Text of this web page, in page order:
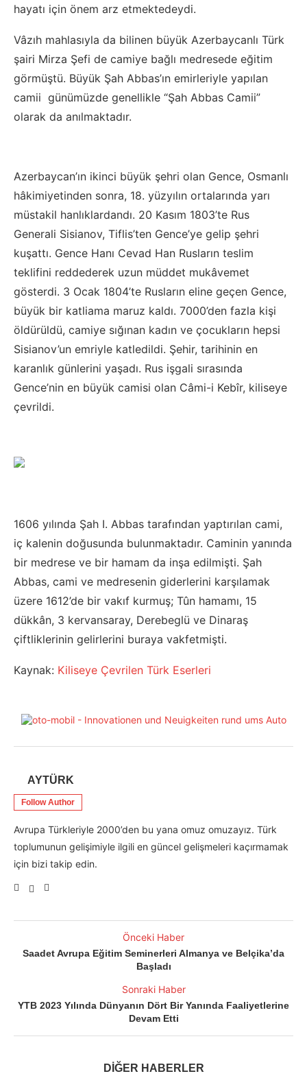
hayatı için önem arz etmektedeydi.
Vâzıh mahlasıyla da bilinen büyük Azerbaycanlı Türk
şairi Mirza Şefi de camiye bağlı medresede eğitim
görmüştü. Büyük Şah Abbas’ın emirleriyle yapılan
camii günümüzde genellikle “Şah Abbas Camii”
olarak da anılmaktadır.
Azerbaycan’ın ikinci büyük şehri olan Gence, Osmanlı
hâkimiyetinden sonra, 18. yüzyılın ortalarında yarı
müstakil hanlıklardandı. 20 Kasım 1803’te Rus
Generali Sisianov, Tiflis’ten Gence’ye gelip şehri
kuşattı. Gence Hanı Cevad Han Rusların teslim
teklifini reddederek uzun müddet mukâvemet
gösterdi. 3 Ocak 1804’te Rusların eline geçen Gence,
büyük bir katliama maruz kaldı. 7000’den fazla kişi
öldürüldü, camiye sığınan kadın ve çocukların hepsi
Sisianov’un emriyle katledildi. Şehir, tarihinin en
karanlık günlerini yaşadı. Rus işgali sırasında
Gence’nin en büyük camisi olan Câmi-i Kebîr, kiliseye
çevrildi.
1606 yılında Şah I. Abbas tarafından yaptırılan cami,
iç kalenin doğusunda bulunmaktadır. Caminin yanında
bir medrese ve bir hamam da inşa edilmişti. Şah
Abbas, cami ve medresenin giderlerini karşılamak
üzere 1612’de bir vakıf kurmuş; Tûn hamamı, 15
dükkân, 3 kervansaray, Derebeglü ve Dinaraş
çiftliklerinin gelirlerini buraya vakfetmişti.
Kaynak: Kiliseye Çevrilen Türk Eserleri
AYTÜRK
Follow Author
Avrupa Türkleriyle 2000’den bu yana omuz omuzayız. Türk
toplumunun gelişimiyle ilgili en güncel gelişmeleri kaçırmamak
için bizi takip edin.
Önceki Haber
Saadet Avrupa Eğitim Seminerleri Almanya ve Belçika’da
Başladı
Sonraki Haber
YTB 2023 Yılında Dünyanın Dört Bir Yanında Faaliyetlerine
Devam Etti
DİĞER HABERLER